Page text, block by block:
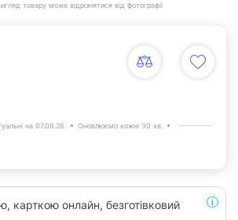
товару може відрізнятися від фотографії
на 07.08.26. Оновлюємо кожні 30 хв.
карткою онлайн, безготівковий